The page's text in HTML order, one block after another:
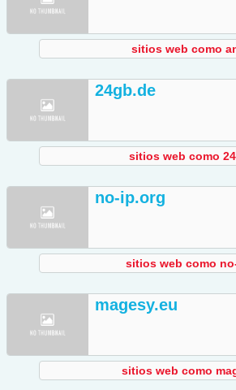
sitios web como
24gb.de
sitios web como
no-ip.org
sitios web como
magesy.eu
sitios web como